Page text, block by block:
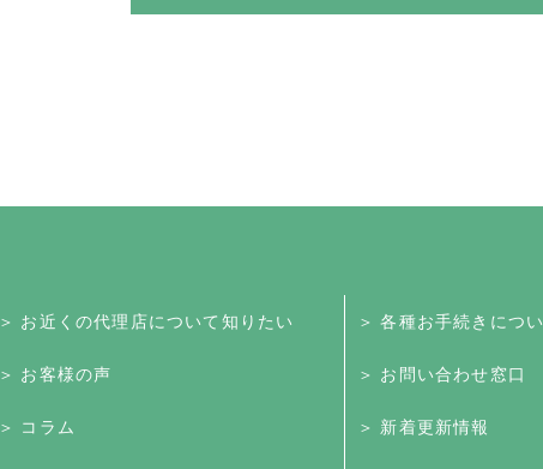
＞ お近くの代理店について知りたい
＞ お客様の声
＞ コラム
＞ 各種お手続きにつ
＞ お問い合わせ窓口
＞ 新着更新情報